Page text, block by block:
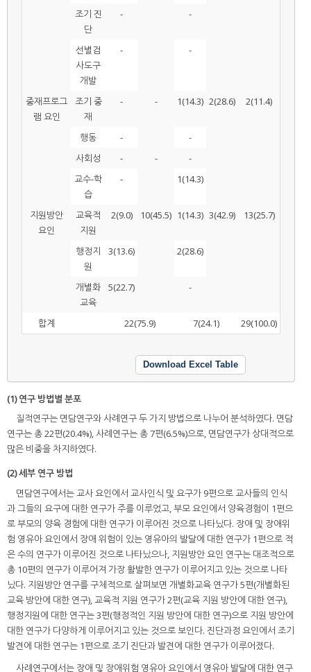
조기 진
단
- -
선별검
사도구
개발
- -
중재프로그
램 요인
조기 중
재
- - 1(14.3) 2(28.6) 2(11.4)
행동 -
-
사회성
- -
-
교수-학
습
- 1(14.3)
지원방안
요인
교육적
지원
2(9.0) 10(45.5) 1(14.3) 3(42.9) 13(25.7)
행정지
원
3(13.6) 2(28.6)
개별화
교육
5(22.7) -
합계 22(75.9) 7(24.1) 29(100.0)
Download Excel Table
(1) 연구 방법별 분포
질적연구는 면담연구와 사례연구 두 가지 방법으로 나누어 분석하였다. 면담
연구는 총 22편(20.4%), 사례연구는 총 7편(6.5%)으로, 면담연구가 상대적으로
많은 비중을 차지하였다.
(2) 세부 연구 방법
면담연구에서는 교사 요인에서 교사인식 및 요구가 9편으로 교사들의 인식
과 그들의 요구에 대한 연구가 주를 이루었고, 부모 요인에서 양육경험이 1편으
로 부모의 양육 경험에 대한 연구가 이루어진 것으로 나타났다. 장애 및 장애위
험 영유아 요인에서 장애 위험이 있는 영유아의 발달에 대한 연구가 1편으로 적
은 수의 연구가 이루어진 것으로 나타났으나, 지원방안 요인 연구는 대조적으로
총 10편의 연구가 이루어져 가장 활발한 연구가 이루어지고 있는 것으로 나타
났다. 지원방안 연구를 구체적으로 살펴보면 개별화교육 연구가 5편(개별화된
교육 방안에 대한 연구), 교육적 지원 연구가 2편(교육 지원 방안에 대한 연구),
행정지원에 대한 연구는 3편(행정적인 지원 방안에 대한 연구)으로 지원 방안에
대한 연구가 다양하게 이루어지고 있는 것으로 보인다. 진단과정 요인에서 조기
발견에 대한 연구는 1편으로 조기 진단과 발견에 대한 연구가 이루어졌다.
사례연구에서는 장애 및 장애위험 영유아 요인에서 영유아 발달에 대한 연구